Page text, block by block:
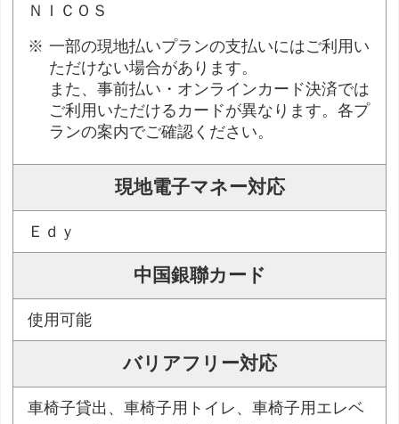
ＮＩＣＯＳ
一部の現地払いプランの支払いにはご利用い
ただけない場合があります。
また、事前払い・オンラインカード決済では
ご利用いただけるカードが異なります。各プ
ランの案内でご確認ください。
現地電子マネー対応
Ｅｄｙ
中国銀聯カード
使用可能
バリアフリー対応
車椅子貸出、車椅子用トイレ、車椅子用エレベ